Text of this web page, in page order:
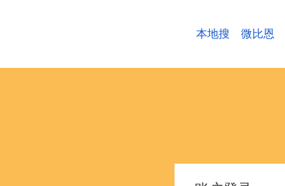
本地搜 微比恩